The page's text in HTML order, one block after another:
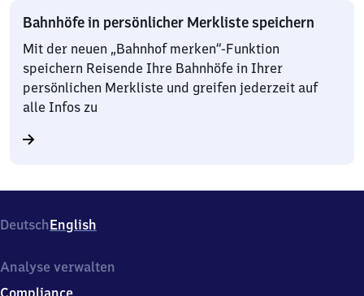
Bahnhöfe in persönlicher Merkliste speichern
Mit der neuen „Bahnhof merken“-Funktion
speichern Reisende Ihre Bahnhöfe in Ihrer
persönlichen Merkliste und greifen jederzeit auf
alle Infos zu
DeutschEnglish
Analyse verwalten
Compliance